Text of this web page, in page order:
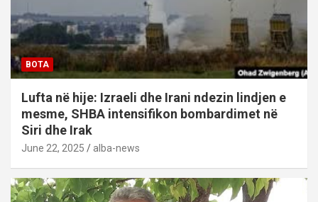
BOTA
Lufta në hije: Izraeli dhe Irani ndezin lindjen e
mesme, SHBA intensifikon bombardimet në
Siri dhe Irak
June 22, 2025 alba-news